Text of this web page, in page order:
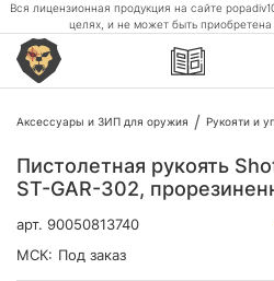
Вся лицензионная продукция на сайте
целях, и не может быть
Аксессуары и ЗИП для оружия Рукояти и
Пистолетная рукоять
ST-GAR-302,
арт. 90050813740
МСК: Под заказ